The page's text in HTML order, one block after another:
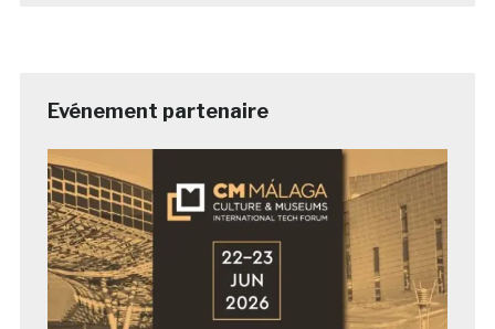
Evénement partenaire